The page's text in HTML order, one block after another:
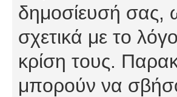
δημοσίευσή σας,
σχετικά με το
κρίση τους.
μπορούν να